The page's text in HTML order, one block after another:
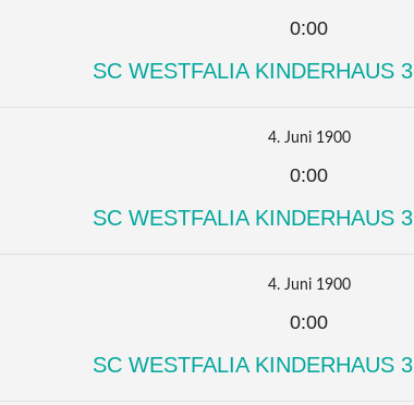
0:00
SC WESTFALIA KINDERHAUS 3
4. Juni 1900
0:00
SC WESTFALIA KINDERHAUS 3
4. Juni 1900
0:00
SC WESTFALIA KINDERHAUS 3